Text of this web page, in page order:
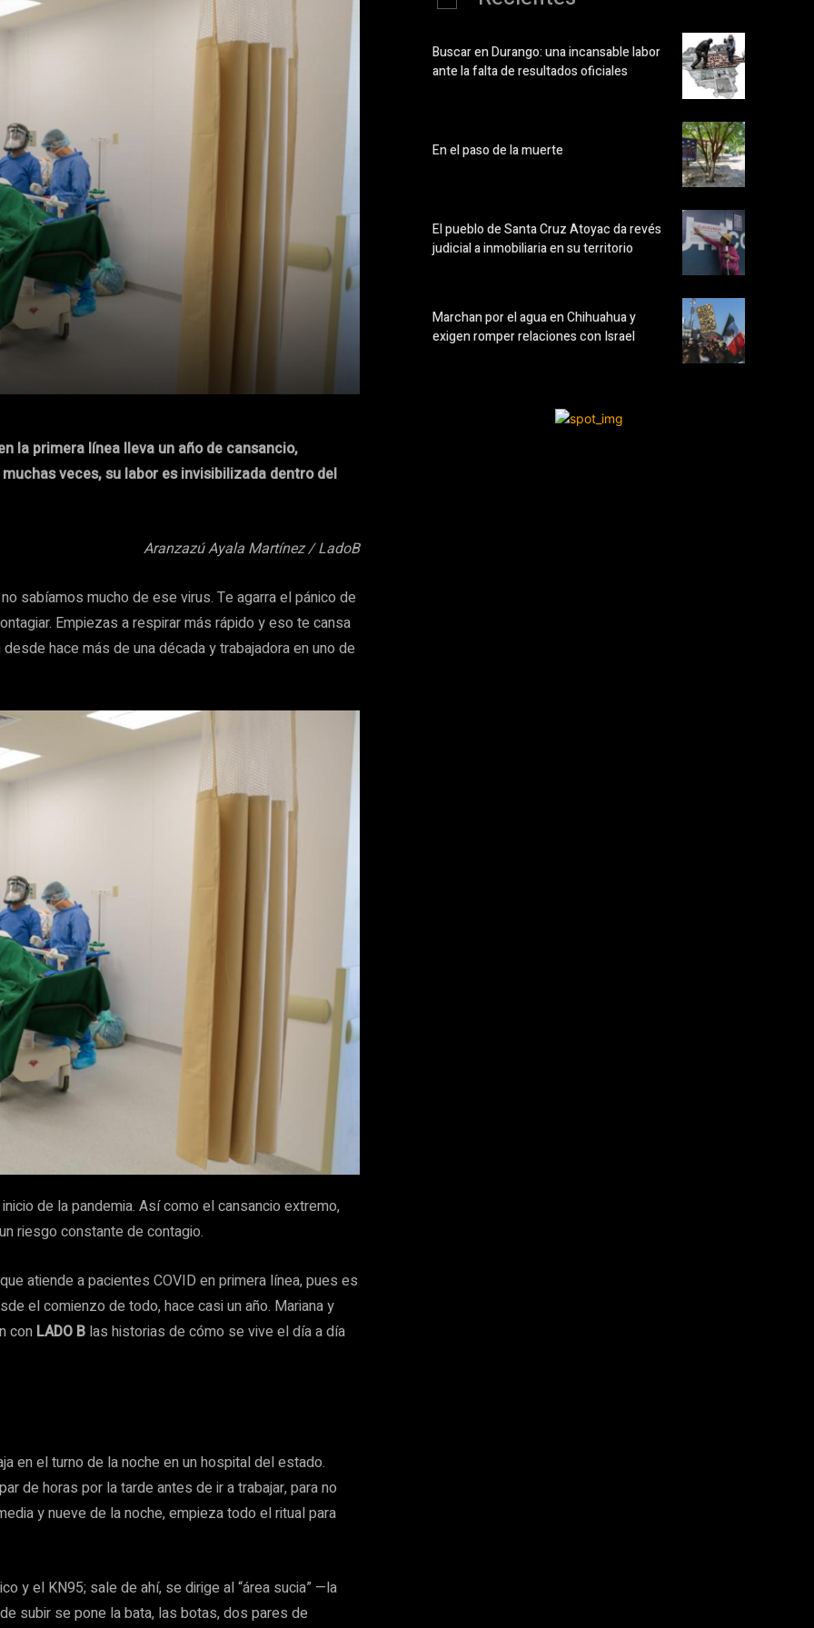
la primera línea lleva un año de cansancio,
veces, su labor es invisibilizada dentro del
Aranzazú Ayala Martínez / LadoB
sabíamos mucho de ese virus. Te agarra el pánico de
Empiezas a respirar más rápido y eso te cansa
hace más de una década y trabajadora en uno de
de la pandemia. Así como el cansancio extremo,
riesgo constante de contagio.
atiende a pacientes COVID en primera línea, pues es
el comienzo de todo, hace casi un año. Mariana y
con LADO B las historias de cómo se vive el día a día
en el turno de la noche en un hospital del estado.
de horas por la tarde antes de ir a trabajar, para no
y nueve de la noche, empieza todo el ritual para
y el KN95; sale de ahí, se dirige al “área sucia” —la
subir se pone la bata, las botas, dos pares de
Buscar en Durango: una incansable labor
ante la falta de resultados oficiales
En el paso de la muerte
El pueblo de Santa Cruz Atoyac da revés
judicial a inmobiliaria en su territorio
Marchan por el agua en Chihuahua y
exigen romper relaciones con Israel